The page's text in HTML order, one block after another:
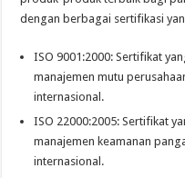
dengan berbagai sertifikasi
ISO 9001:2000: Sertifikat
manajemen mutu
internasional.
ISO 22000:2005: Sertifikat
manajemen keamanan
internasional.